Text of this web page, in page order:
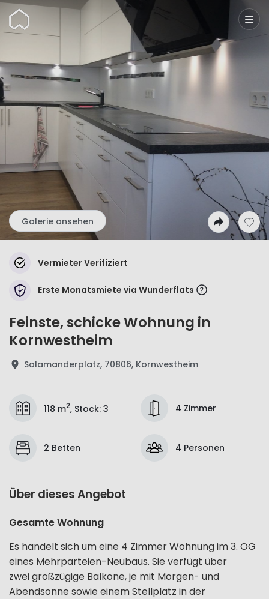
Wunderflats
Galerie ansehen
Vermieter Verifiziert
Erste Monatsmiete via Wunderflats
Feinste, schicke Wohnung in
Kornwestheim
Salamanderplatz, 70806, Kornwestheim
118 m2, Stock: 3 4 Zimmer
2 Betten 4 Personen
Über dieses Angebot
Gesamte Wohnung
Es handelt sich um eine 4 Zimmer Wohnung im 3. OG
eines Mehrparteien-Neubaus. Sie verfügt über
zwei großzügige Balkone, je mit Morgen- und
Abendsonne sowie einem Stellplatz in der